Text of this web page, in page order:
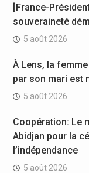
[France-
souveraineté
5 août 2026
À Lens, la
par son mari est
5 août 2026
Coopération: Le
Abidjan pour la
l’indépendance
5 août 2026